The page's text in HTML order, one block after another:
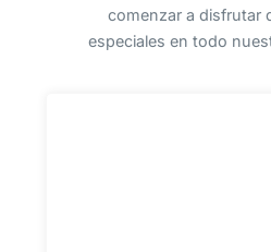
comenzar a disfrutar
especiales en todo